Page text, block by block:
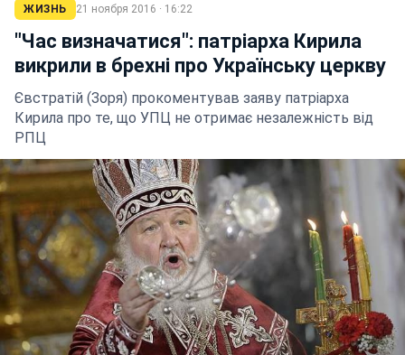
ЖИЗНЬ 21 ноября 2016 · 16:22
"Час визначатися": патріарха Кирила
викрили в брехні про Українську церкву
Євстратій (Зоря) прокоментував заяву патріарха
Кирила про те, що УПЦ не отримає незалежність від
РПЦ